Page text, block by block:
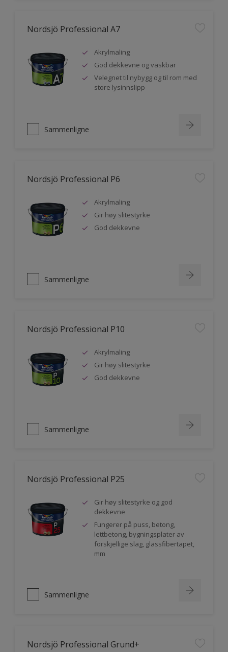
Nordsjö Professional A7
Akrylmaling
God dekkevne og vaskbar
Velegnet til nybygg og til rom med
store lysinnslipp
Sammenligne
Nordsjö Professional P6
Akrylmaling
Gir høy slitestyrke
God dekkevne
Sammenligne
Nordsjö Professional P10
Akrylmaling
Gir høy slitestyrke
God dekkevne
Sammenligne
Nordsjö Professional P25
Gir høy slitestyrke og god
dekkevne
Fungerer på puss, betong,
lettbetong, bygningsplater av
forskjellige slag, glassfibertapet,
mm
Sammenligne
Nordsjö Professional Grund+